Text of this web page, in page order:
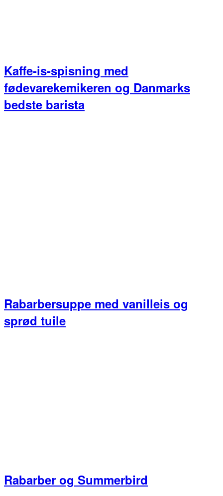
Kaffe-is-spisning med
fødevarekemikeren og Danmarks
bedste barista
Rabarbersuppe med vanilleis og
sprød tuile
Rabarber og Summerbird